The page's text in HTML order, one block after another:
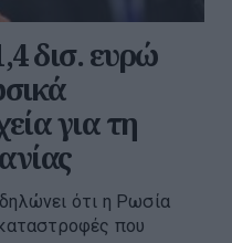
δισ. ευρώ
για τη
ότι η Ρωσία
που